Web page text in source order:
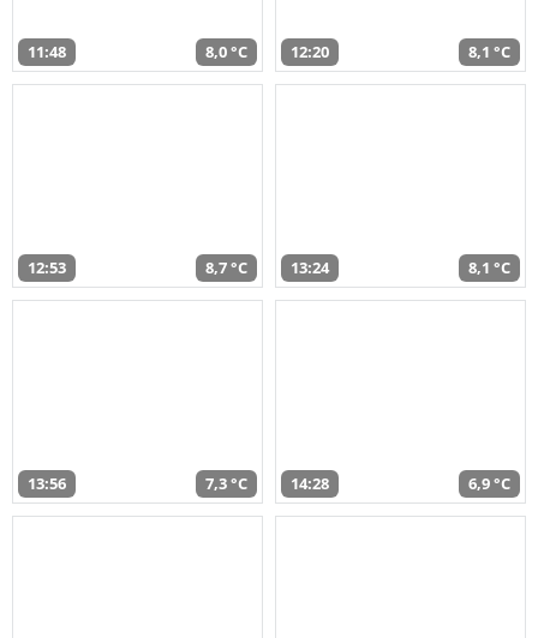
11:48 8,0 °C 12:20 8,1 °C
12:53 8,7 °C 13:24 8,1 °C
13:56 7,3 °C 14:28 6,9 °C